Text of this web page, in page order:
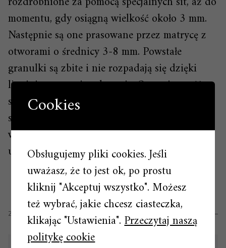
momentu, gdy osiągną wielkość około 3 mm.
Następnie są one prasowane przez matrycę z
otworami o średnicy 3-8 mm. Powstałe
granulki są zbite i nie rozpadają się dzięki
ligninie zawartej w drewnie. Ostatnia część to
schłodzenie pelletu, dzięki czemu nie traci on
swoich właściwości. Zostaje spakowany do
worków o różnej pojemności i jest gotowy do
użytku.
ZOBACZ RÓWNIEŻ
Cookies
Obsługujemy pliki cookies. Jeśli
uważasz, że to jest ok, po prostu
kliknij "Akceptuj wszystko". Możesz
też wybrać, jakie chcesz ciasteczka,
klikając "Ustawienia".Przeczytaj naszą
politykę cookie